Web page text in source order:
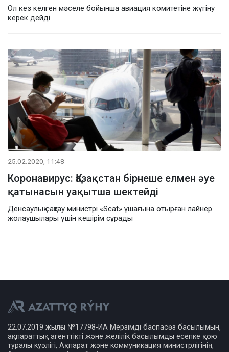
Ол кез келген мәселе бойынша авиация комитетіне жүгіну
керек дейді
25.02.2020, 11:48
Коронавирус: Қазақстан бірнеше елмен әуе
қатынасын уақытша шектейді
Денсаулық сақтау министрі «Scat» ұшағына отырған лайнер
жолаушылары үшін кешірім сұрады
22.07.2019 жылғы №17798-ИА Мерзімді баспасөз басылымын,
ақпараттық агенттікті және желілік басылымды есепке қою
туралы куәлігі, Ақпарат және коммуникация министрлігінің